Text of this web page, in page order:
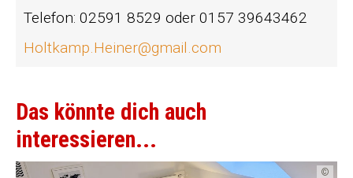
Telefon: 02591 8529 oder 0157 39643462
Holtkamp.Heiner@gmail.com
Das könnte dich auch
interessieren...
©